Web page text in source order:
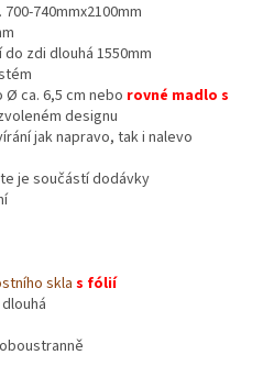
740mmx2100mm
zdi dlouhá 1550mm
ca. 6,5 cm nebo rovné madlo s
designu
jak napravo, tak i nalevo
je součástí dodávky
skla s fólií